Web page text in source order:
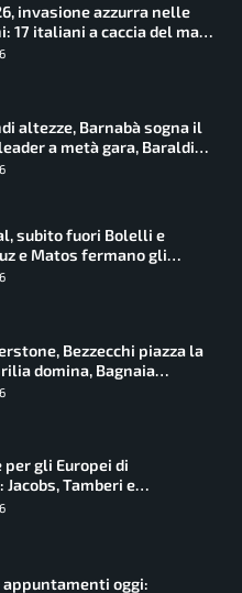
invasione azzurra nelle
17 italiani a caccia del main
altezze, Barnabà sogna il
a metà gara, Baraldi
subito fuori Bolelli e
e Matos fermano gli
Bezzecchi piazza la
domina, Bagnaia
per gli Europei di
Tamberi e
una spedizione
appuntamenti oggi: